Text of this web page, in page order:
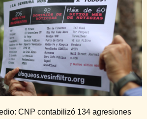
CNP contabilizó 134 agresiones